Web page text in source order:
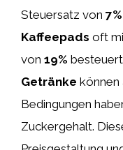
Steuersatz von 7%
Kaffeepads oft
von 19%
Getränke können
Bedingungen
Zuckergehalt.